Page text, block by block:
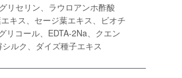
リセリン、ラウロアンホ酢酸
キス、セージ葉エキス、ビオチ
リコール、EDTA-2Na、クエン
ルク、ダイズ種子エキス